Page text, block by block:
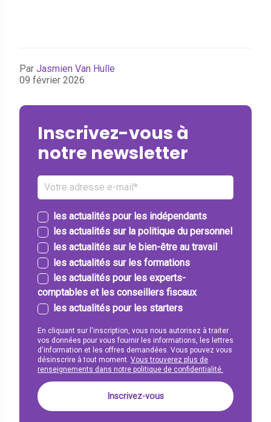
Par Jasmien Van Hulle
09 février 2026
Inscrivez-vous à
notre newsletter
les actualités pour les indépendants
les actualités sur la politique du personnel
les actualités sur le bien-être au travail
les actualités sur les formations
les actualités pour les experts-
comptables et les conseillers fiscaux
les actualités pour les starters
En cliquant sur l'inscription, vous nous autorisez à traiter
vos données pour vous fournir les informations, les lettres
d'information et les offres demandées. Vous pouvez vous
désinscrire à tout moment. Vous trouverez plus de
renseignements dans notre politique de confidentialité.